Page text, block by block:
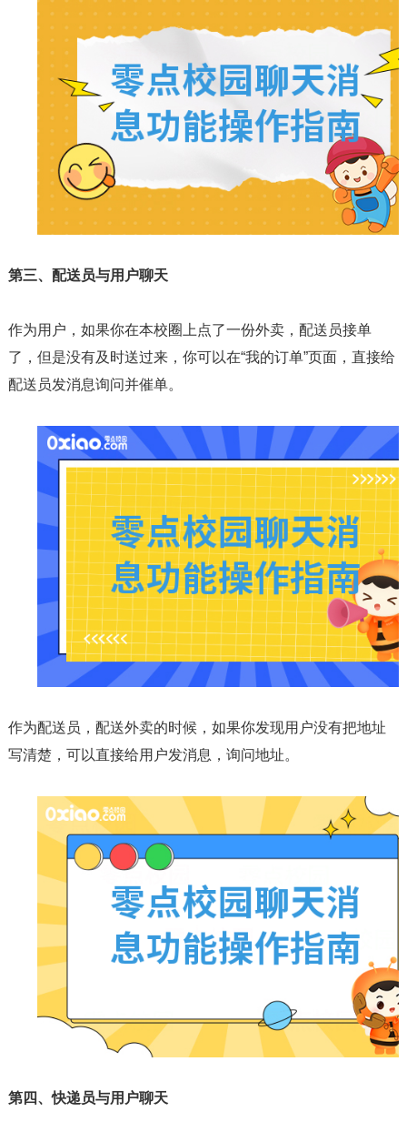
第三、配送员与用户聊天
作为用户，如果你在本校圈上点了一份外卖，配送员接单
了，但是没有及时送过来，你可以在“我的订单”页面，直接给
配送员发消息询问并催单。
作为配送员，配送外卖的时候，如果你发现用户没有把地址
写清楚，可以直接给用户发消息，询问地址。
第四、快递员与用户聊天